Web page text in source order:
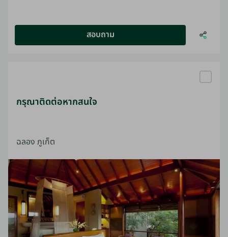
สอบถาม
กรุณาติดต่อหากสนใจ
ฉลอง ภูเก็ต